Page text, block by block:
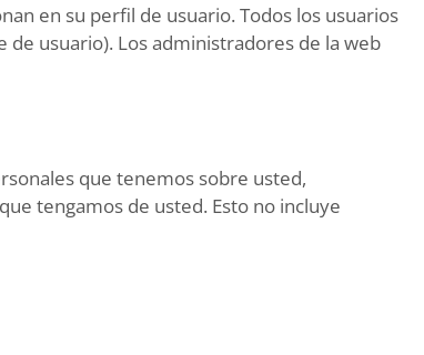
en su perfil de usuario. Todos los usuarios
usuario). Los administradores de la web
que tenemos sobre usted,
tengamos de usted. Esto no incluye